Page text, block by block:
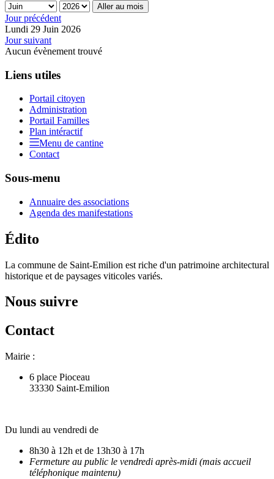
Aller au mois
Jour précédent
Lundi 29 Juin 2026
Jour suivant
Aucun évènement trouvé
Liens utiles
Portail citoyen
Administration
Portail Familles
Plan intéractif
Menu de cantine
Contact
Sous-menu
Annuaire des associations
Agenda des manifestations
Édito
La commune de Saint-Emilion est riche d'un patrimoine architectural
historique et de paysages viticoles variés.
Nous suivre
Contact
Mairie :
6 place Pioceau
33330 Saint-Emilion
Du lundi au vendredi de
8h30 à 12h et de 13h30 à 17h
Fermeture au public le vendredi après-midi (mais accueil
téléphonique maintenu)